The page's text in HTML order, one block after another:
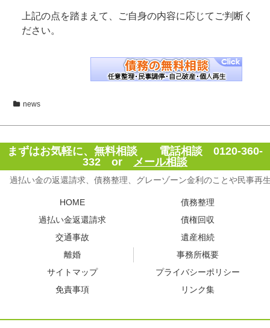
上記の点を踏まえて、ご自身の内容に応じてご判断く
ださい。
news
まずはお気軽に、無料相談 電話相談 0120-360-
332 or メール相談
過払い金の返還請求、債務整理、グレーゾーン金利のことや民事
HOME
債務整理
過払い金返還請求
債権回収
交通事故
遺産相続
離婚
事務所概要
サイトマップ
プライバシーポリシー
免責事項
リンク集